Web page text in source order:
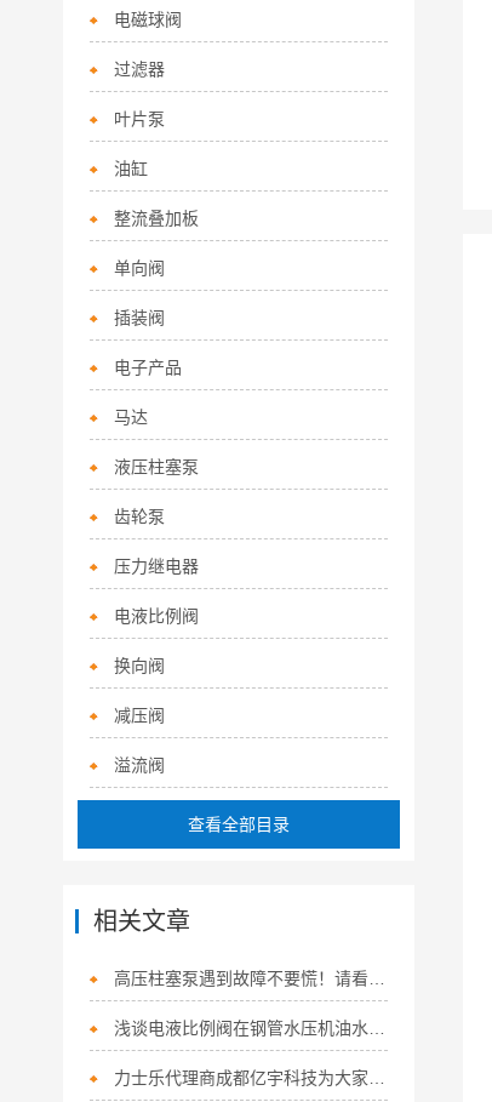
电磁球阀
过滤器
叶片泵
油缸
整流叠加板
单向阀
插装阀
电子产品
马达
液压柱塞泵
齿轮泵
压力继电器
电液比例阀
换向阀
减压阀
溢流阀
查看全部目录
相关文章
高压柱塞泵遇到故障不要慌！请看下文